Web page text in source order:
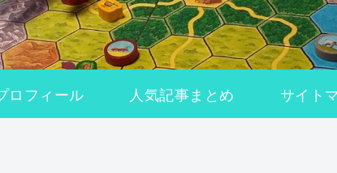
ロフィール 人気記事まとめ サイト